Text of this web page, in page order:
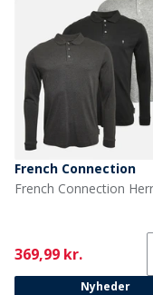
French Connection
Current
369,99 kr.
Nyheder